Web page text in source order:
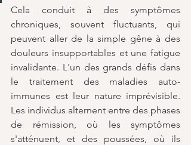
Cela conduit à des symptômes
chroniques, souvent fluctuants, qui
peuvent aller de la simple gêne à des
douleurs insupportables et une fatigue
invalidante. L'un des grands défis dans
le traitement des maladies auto-
immunes est leur nature imprévisible.
Les individus alternent entre des phases
de rémission, où les symptômes
s'atténuent, et des poussées, où ils